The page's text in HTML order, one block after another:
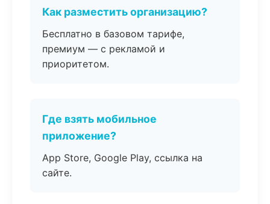
Как разместить организацию?
Бесплатно в базовом тарифе,
премиум — с рекламой и
приоритетом.
Где взять мобильное
приложение?
App Store, Google Play, ссылка на
сайте.